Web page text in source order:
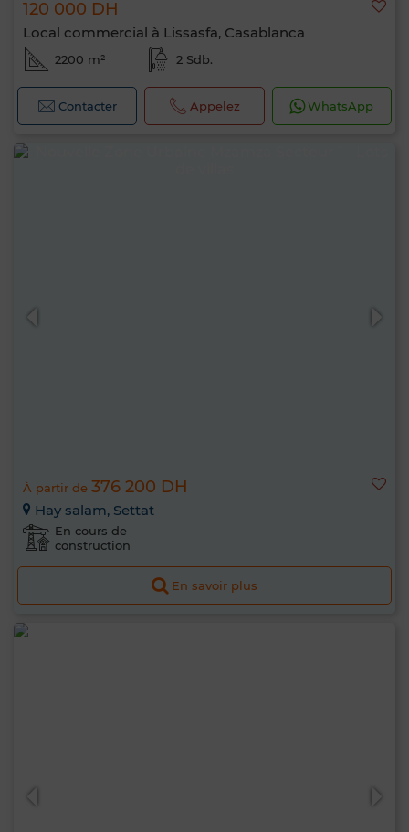
120 000 DH
Local commercial à Lissasfa, Casablanca
2200 m² 2 Sdb.
Contacter Appelez WhatsApp
À partir de 376 200 DH
Hay salam, Settat
En cours de
construction
En savoir plus